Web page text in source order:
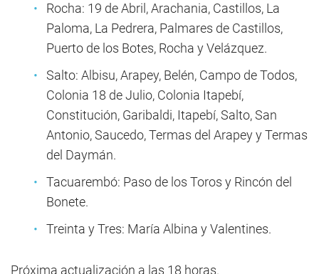
Rocha: 19 de Abril, Arachania, Castillos, La
Paloma, La Pedrera, Palmares de Castillos,
Puerto de los Botes, Rocha y Velázquez.
Salto: Albisu, Arapey, Belén, Campo de Todos,
Colonia 18 de Julio, Colonia Itapebí,
Constitución, Garibaldi, Itapebí, Salto, San
Antonio, Saucedo, Termas del Arapey y Termas
del Daymán.
Tacuarembó: Paso de los Toros y Rincón del
Bonete.
Treinta y Tres: María Albina y Valentines.
Próxima actualización a las 18 horas.